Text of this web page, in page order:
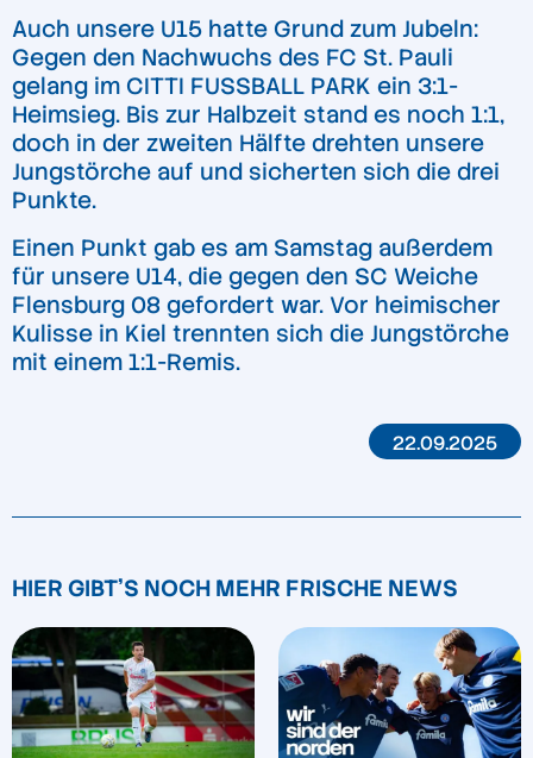
Auch unsere U15 hatte Grund zum Jubeln:
Gegen den Nachwuchs des FC St. Pauli
gelang im CITTI FUSSBALL PARK ein 3:1-
Heimsieg. Bis zur Halbzeit stand es noch 1:1,
doch in der zweiten Hälfte drehten unsere
Jungstörche auf und sicherten sich die drei
Punkte.
Einen Punkt gab es am Samstag außerdem
für unsere U14, die gegen den SC Weiche
Flensburg 08 gefordert war. Vor heimischer
Kulisse in Kiel trennten sich die Jungstörche
mit einem 1:1-Remis.
22.09.2025
HIER GIBT'S NOCH MEHR FRISCHE NEWS